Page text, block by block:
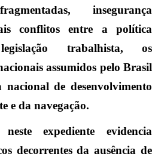
insegurança
conflitos entre a política
trabalhista, os
assumidos pelo Brasil
de desenvolvimento
e da navegação.
expediente evidencia
decorrentes da ausência de